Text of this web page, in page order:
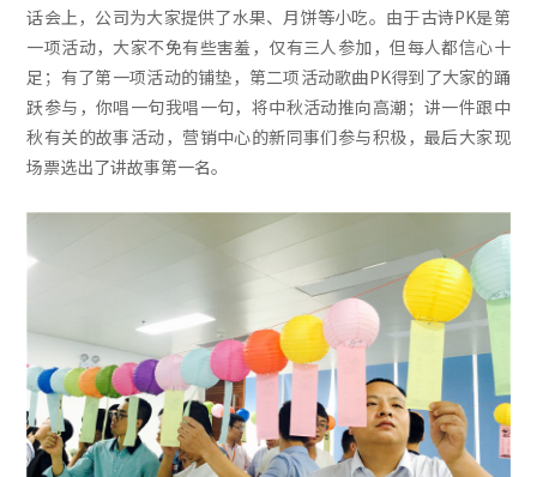
话会上，公司为大家提供了水果、月饼等小吃。由于古诗PK是第
一项活动，大家不免有些害羞，仅有三人参加，但每人都信心十
足；有了第一项活动的铺垫，第二项活动歌曲PK得到了大家的踊
跃参与，你唱一句我唱一句，将中秋活动推向高潮；讲一件跟中
秋有关的故事活动，营销中心的新同事们参与积极，最后大家现
场票选出了讲故事第一名。